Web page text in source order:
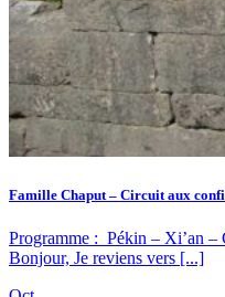
Famille Chaput – Circuit aux
Programme : Pékin – Xi’an –
Bonjour, Je reviens vers [...]